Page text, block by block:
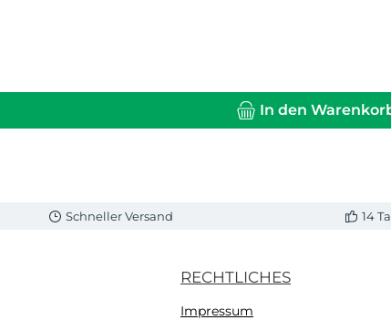
In den
Schneller Versand 14
RECHTLICHES
Impressum